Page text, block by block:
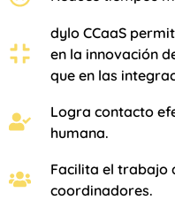
​dylo CCaaS
en la innovación
que en las
Logra contacto
humana.
Facilita el trabajo
coordinadores.